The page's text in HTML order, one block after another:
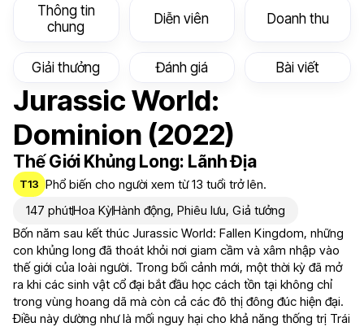
Thông tin
chung
Diễn viên Doanh thu
Giải thưởng Đánh giá Bài viết
Jurassic World:
Dominion (2022)
Thế Giới Khủng Long: Lãnh Địa
T13 Phổ biến cho người xem từ 13 tuổi trở lên.
147 phútHoa KỳHành động, Phiêu lưu, Giả tưởng
Bốn năm sau kết thúc Jurassic World: Fallen Kingdom, những
con khủng long đã thoát khỏi nơi giam cầm và xâm nhập vào
thế giới của loài người. Trong bối cảnh mới, một thời kỳ đã mở
ra khi các sinh vật cổ đại bắt đầu học cách tồn tại không chỉ
trong vùng hoang dã mà còn cả các đô thị đông đúc hiện đại.
Điều này dường như là mối nguy hại cho khả năng thống trị Trái